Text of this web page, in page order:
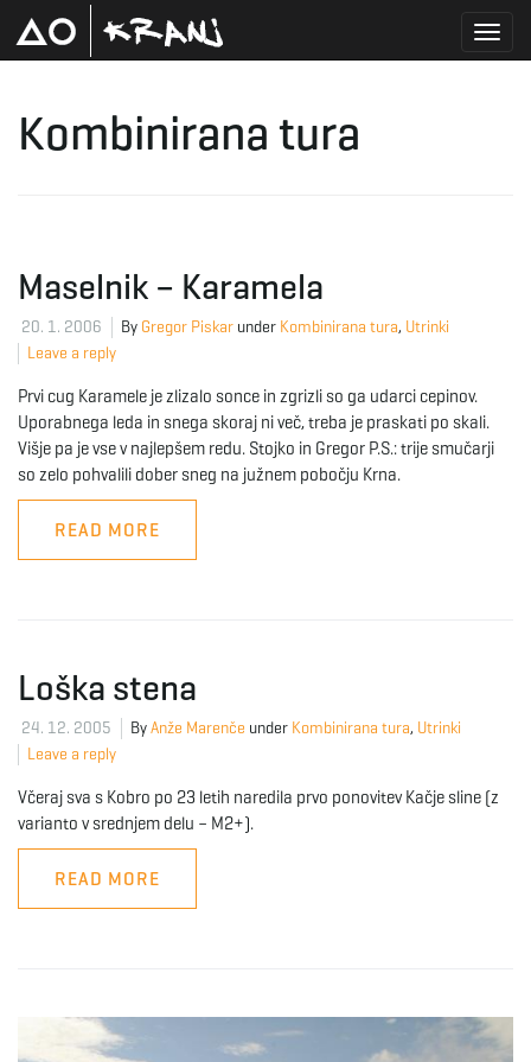
Kombinirana tura
Maselnik – Karamela
20. 1. 2006 By Gregor Piskar under Kombinirana tura, Utrinki
Leave a reply
Prvi cug Karamele je zlizalo sonce in zgrizli so ga udarci cepinov.
Uporabnega leda in snega skoraj ni več, treba je praskati po skali.
Višje pa je vse v najlepšem redu. Stojko in Gregor P.S.: trije smučarji
so zelo pohvalili dober sneg na južnem pobočju Krna.
READ MORE
Loška stena
24. 12. 2005 ByAnže Marenče under Kombinirana tura, Utrinki
Leave a reply
Včeraj sva s Kobro po 23 letih naredila prvo ponovitev Kačje sline (z
varianto v srednjem delu – M2+).
READ MORE